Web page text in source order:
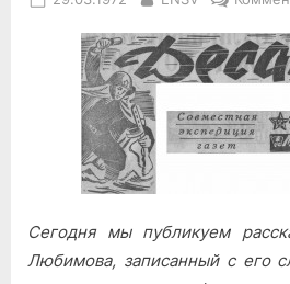
Сегодня мы публикуем
Любимова, записанный с его